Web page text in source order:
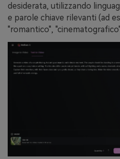
desiderata, utilizzando
e parole chiave rilevanti (ad
"romantico",